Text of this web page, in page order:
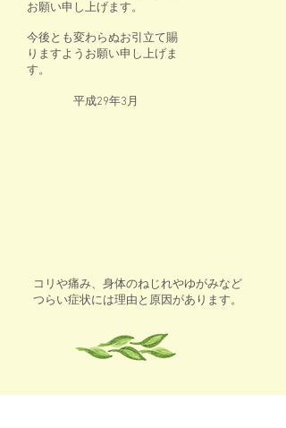
お願い申し上げます。
今後とも変わらぬお引立て賜
りますようお願い申し上げま
す。
平成29年3月
コリや痛み、身体のねじれやゆがみなど
つらい症状には理由と原因があります。